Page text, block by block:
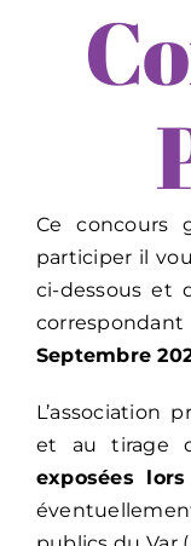
Ce concours
participer il
ci-dessous et
Septembre
L’association
et au tirage
exposées